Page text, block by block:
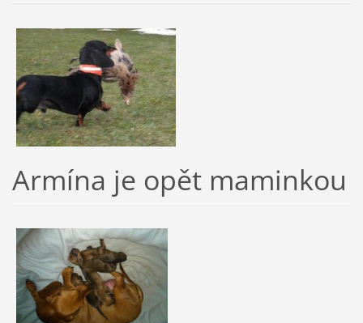
Armína je opět maminkou